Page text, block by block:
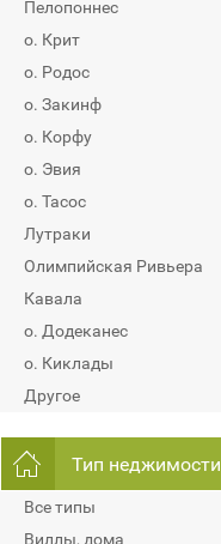
Пелопоннес
о. Крит
о. Родос
о. Закинф
о. Корфу
о. Эвия
о. Тасос
Лутраки
Олимпийская Ривьера
Кавала
о. Додеканес
о. Киклады
Другое
Тип неджимости
Все типы
Виллы, дома